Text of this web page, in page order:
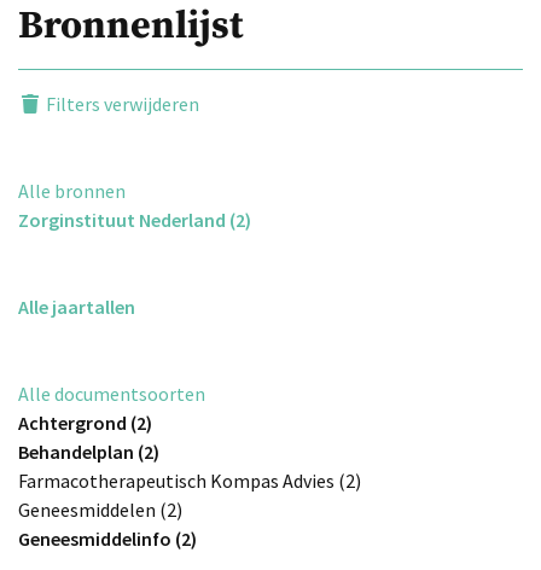
Bronnenlijst
Filters verwijderen
Alle bronnen
Zorginstituut Nederland (2)
Alle jaartallen
Alle documentsoorten
Achtergrond (2)
Behandelplan (2)
Farmacotherapeutisch Kompas Advies (2)
Geneesmiddelen (2)
Geneesmiddelinfo (2)